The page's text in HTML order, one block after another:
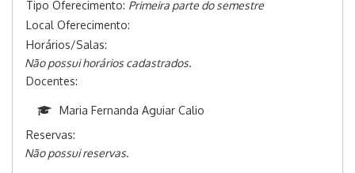
Tipo Oferecimento: Primeira parte do semestre
Local Oferecimento:
Horários/Salas:
Não possui horários cadastrados.
Docentes:
Maria Fernanda Aguiar Calio
Reservas:
Não possui reservas.